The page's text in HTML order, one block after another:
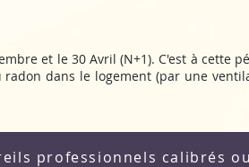
et le 30 Avril (N+1). C'est à cette
dans le logement (par une
professionnels calibrés